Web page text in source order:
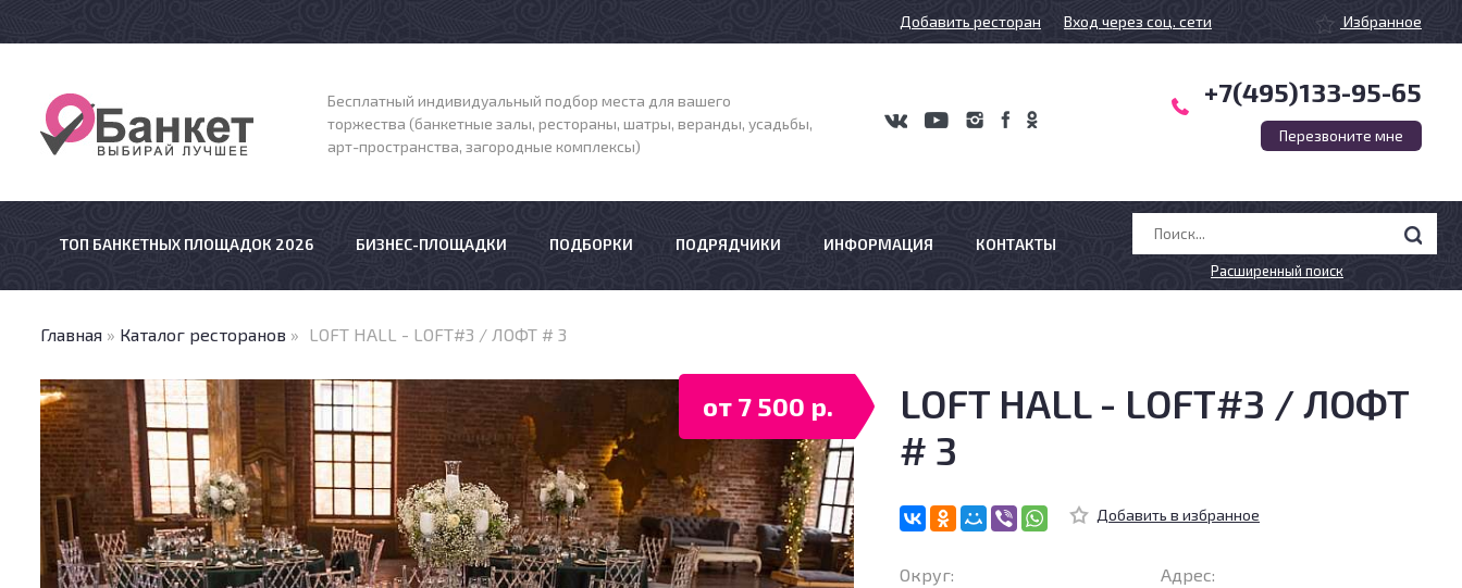
Добавить ресторан Вход через соц. сети Избранное
Бесплатный индивидуальный подбор места для вашего
торжества (банкетные залы, рестораны, шатры, веранды, усадьбы,
арт-пространства, загородные комплексы)
+7(495)133-95-65
Перезвоните мне
ТОП БАНКЕТНЫХ ПЛОЩАДОК 2026 БИЗНЕС-ПЛОЩАДКИ ПОДБОРКИ ПОДРЯДЧИКИ ИНФОРМАЦИЯ КОНТАКТЫ
Расширенный поиск
Главная » Каталог ресторанов » LOFT HALL - LOFT#3 / ЛОФТ # 3
от 7 500 р.
LOFT HALL - LOFT#3 / ЛОФТ
# 3
Округ:
Адрес: